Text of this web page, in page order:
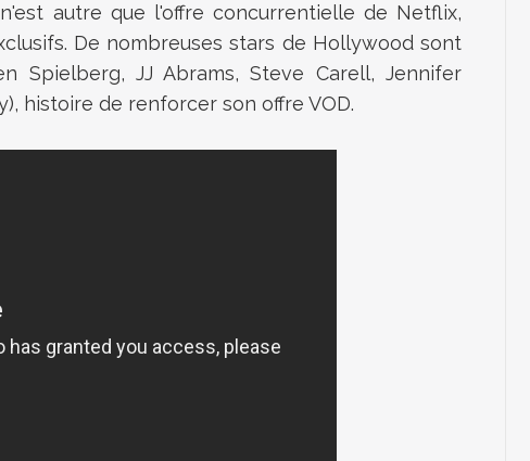
autre que l'offre concurrentielle de Netflix,
De nombreuses stars de Hollywood sont
Spielberg, JJ Abrams, Steve Carell, Jennifer
histoire de renforcer son offre VOD.